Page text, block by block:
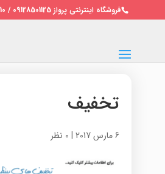
فروشگاه اینترنتی پرواز 09128501125 / 02122691010
تخفیف
6 مارس 2017 | 0 نظر